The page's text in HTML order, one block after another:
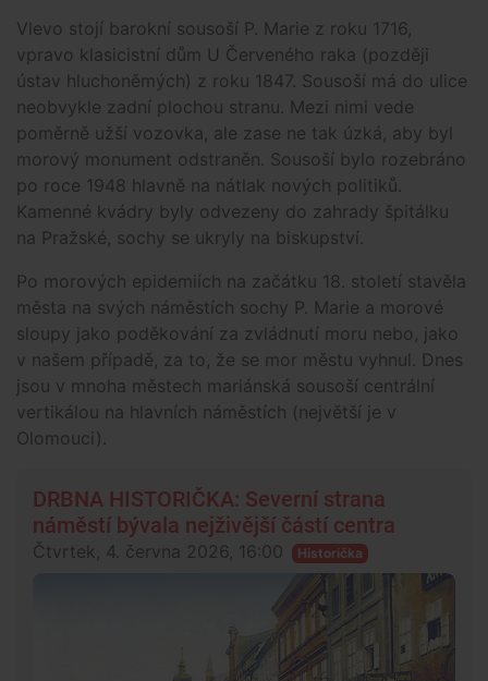
Vlevo stojí barokní sousoší P. Marie z roku 1716,
vpravo klasicistní dům U Červeného raka (později
ústav hluchoněmých) z roku 1847. Sousoší má do ulice
neobvykle zadní plochou stranu. Mezi nimi vede
poměrně užší vozovka, ale zase ne tak úzká, aby byl
morový monument odstraněn. Sousoší bylo rozebráno
po roce 1948 hlavně na nátlak nových politiků.
Kamenné kvádry byly odvezeny do zahrady špitálku
na Pražské, sochy se ukryly na biskupství.
Po morových epidemiích na začátku 18. století stavěla
města na svých náměstích sochy P. Marie a morové
sloupy jako poděkování za zvládnutí moru nebo, jako
v našem případě, za to, že se mor městu vyhnul. Dnes
jsou v mnoha městech mariánská sousoší centrální
vertikálou na hlavních náměstích (největší je v
Olomouci).
DRBNA HISTORIČKA: Severní strana
náměstí bývala nejživější částí centra
Čtvrtek, 4. června 2026, 16:00 Historička